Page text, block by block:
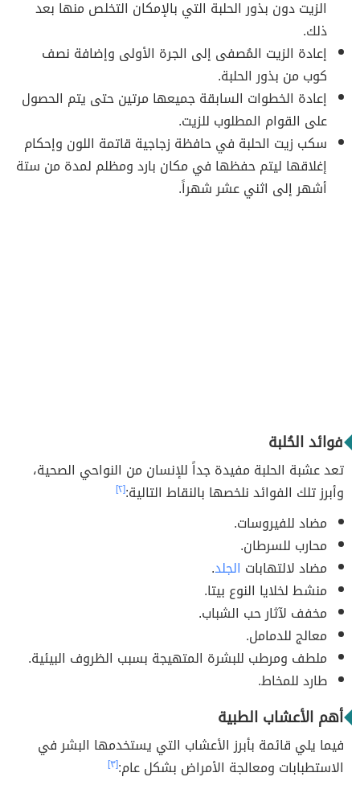
الزيت دون بذور الحلبة التي بالإمكان التخلص منها بعد
ذلك.
إعادة الزيت المُصفى إلى الجرة الأولى وإضافة نصف
كوب من بذور الحلبة.
إعادة الخطوات السابقة جميعها مرتين حتى يتم الحصول
على القوام المطلوب للزيت.
سكب زيت الحلبة في حافظة زجاجية قاتمة اللون وإحكام
إغلاقها ليتم حفظها في مكان بارد ومظلم لمدة من ستة
أشهر إلى اثني عشر شهراً.
فوائد الحُلبة
تعد عشبة الحلبة مفيدة جداً للإنسان من النواحي الصحية،
وأبرز تلك الفوائد نلخصها بالنقاط التالية:[٢]
مضاد للفيروسات.
محارب للسرطان.
مضاد لالتهابات الجلد.
منشط لخلايا النوع بيتا.
مخفف لآثار حب الشباب.
معالج للدمامل.
ملطف ومرطب للبشرة المتهيجة بسبب الظروف البيئية.
طارد للمخاط.
أهم الأعشاب الطبية
فيما يلي قائمة بأبرز الأعشاب التي يستخدمها البشر في
الاستطبابات ومعالجة الأمراض بشكل عام:[٣]